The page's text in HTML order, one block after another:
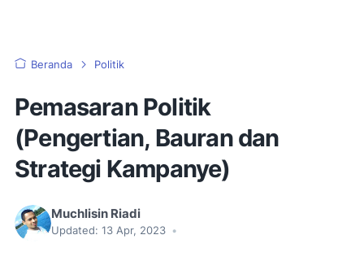
Beranda Politik
Pemasaran Politik
(Pengertian, Bauran dan
Strategi Kampanye)
Muchlisin Riadi
Updated: 13 Apr, 2023 •